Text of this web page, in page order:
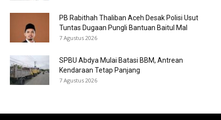
PB Rabithah Thaliban Aceh Desak Polisi Usut
Tuntas Dugaan Pungli Bantuan Baitul Mal
7 Agustus 2026
SPBU Abdya Mulai Batasi BBM, Antrean
Kendaraan Tetap Panjang
7 Agustus 2026